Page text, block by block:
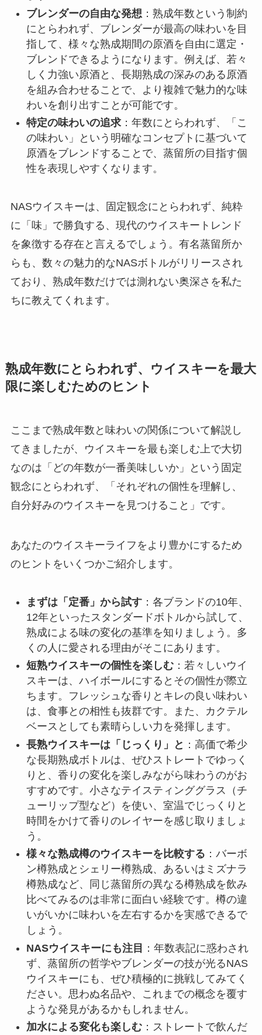
ブレンダーの自由な発想 ：熟成年数という制約
にとらわれず、ブレンダーが最高の味わいを目
指して、様々な熟成期間の原酒を自由に選定・
ブレンドできるようになります。例えば、若々
しく力強い原酒と、長期熟成の深みのある原酒
を組み合わせることで、より複雑で魅力的な味
わいを創り出すことが可能です。
特定の味わいの追求：年数にとらわれず、「こ
の味わい」という明確なコンセプトに基づいて
原酒をブレンドすることで、蒸留所の目指す個
性を表現しやすくなります。
NASウイスキーは、固定観念にとらわれず、純粋
に「味」で勝負する、現代のウイスキートレンド
を象徴する存在と言えるでしょう。有名蒸留所か
らも、数々の魅力的なNASボトルがリリースされ
ており、熟成年数だけでは測れない奥深さを私た
ちに教えてくれます。
熟成年数にとらわれず、ウイスキーを最大
限に楽しむためのヒント
ここまで熟成年数と味わいの関係について解説し
てきましたが、ウイスキーを最も楽しむ上で大切
なのは「どの年数が一番美味しいか」という固定
観念にとらわれず、「それぞれの個性を理解し、
自分好みのウイスキーを見つけること」です。
あなたのウイスキーライフをより豊かにするため
のヒントをいくつかご紹介します。
まずは「定番」から試す：各ブランドの10年、
12年といったスタンダードボトルから試して、
熟成による味の変化の基準を知りましょう。多
くの人に愛される理由がそこにあります。
短熟ウイスキーの個性を楽しむ：若々しいウイ
スキーは、ハイボールにするとその個性が際立
ちます。フレッシュな香りとキレの良い味わい
は、食事との相性も抜群です。また、カクテル
ベースとしても素晴らしい力を発揮します。
長熟ウイスキーは「じっくり」と ：高価で希少
な長期熟成ボトルは、ぜひストレートでゆっく
りと、香りの変化を楽しみながら味わうのがお
すすめです。小さなテイスティンググラス（チ
ューリップ型など）を使い、室温でじっくりと
時間をかけて香りのレイヤーを感じ取りましょ
う。
様々な熟成樽のウイスキーを比較する ：バーボ
ン樽熟成とシェリー樽熟成、あるいはミズナラ
樽熟成など、同じ蒸留所の異なる樽熟成を飲み
比べてみるのは非常に面白い経験です。樽の違
いがいかに味わいを左右するかを実感できるで
しょう。
NASウイスキーにも注目
：年数表記に惑わされ
ず、蒸留所の哲学やブレンダーの技が光るNAS
ウイスキーにも、ぜひ積極的に挑戦してみてく
ださい。思わぬ名品や、これまでの概念を覆す
ような発見があるかもしれません。
加水による変化も楽しむ：ストレートで飲んだ